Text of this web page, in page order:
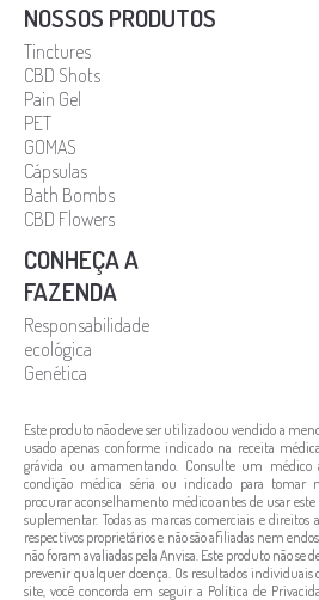
NOSSOS PRODUTOS
Tinctures
CBD Shots
Pain Gel
PET
GOMAS
Cápsulas
Bath Bombs
CBD Flowers
CONHEÇA A
FAZENDA
Responsabilidade
ecológica
Genética
Este produto não deve ser utilizado ou vendido a
usado apenas conforme indicado na receita
grávida ou amamentando. Consulte um
condição médica séria ou indicado para tomar
procurar aconselhamento médico antes de usar
suplementar. Todas as marcas comerciais e direitos
respectivos proprietários e não são afiliadas nem
não foram avaliadas pela Anvisa. Este produto não se
prevenir qualquer doença. Os resultados
site, você concorda em seguir a Política de